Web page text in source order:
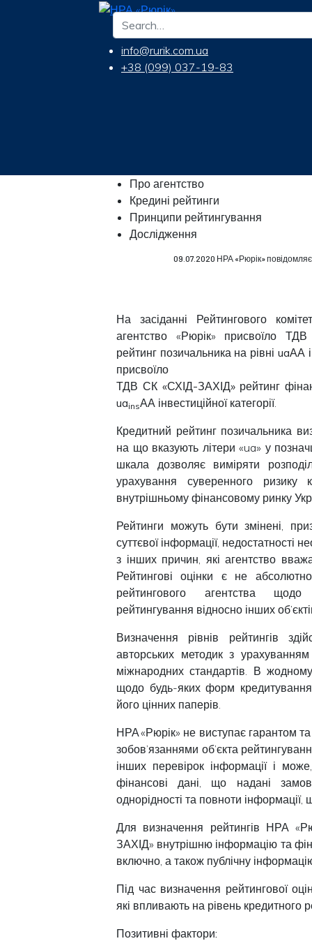
info@rurik.com.ua
+38 (099) 037-19-83
Про агентство
Кредині рейтинги
Принципи рейтингування
Дослідження
09.07.2020 НРА «Рюрік»
На засіданні Рейтингового
агентство «Рюрік» присвоїлоТДВ
рейтинг позичальника на рівні uaАА
присвоїло
ТДВ СК «СХІД-ЗАХІД»рейтинг
uainsАА інвестиційної категорії.
Кредитний рейтинг позичальника
на що вказують літери «ua» у
шкала дозволяє виміряти
урахування суверенного
внутрішньому фінансовому ринку
Рейтинги можуть бути змінені,
суттєвої інформації, недостатності
з інших причин, які агентство
Рейтингові оцінки є не
рейтингового агентства щодо
рейтингування відносно інших
Визначення рівнів рейтингів
авторських методик з
міжнародних стандартів. В
щодо будь-яких форм кредитування
його цінних паперів.
НРА «Рюрік» не виступає гарантом
зобов’язаннями об’єкта
інших перевірок інформації і
фінансові дані, що надані
однорідності та повноти
Для визначення рейтингів НРА
ЗАХІД» внутрішню інформацію та
включно, а також публічну
Під час визначення рейтингової
які впливають на рівень кредитного
Позитивні фактори: